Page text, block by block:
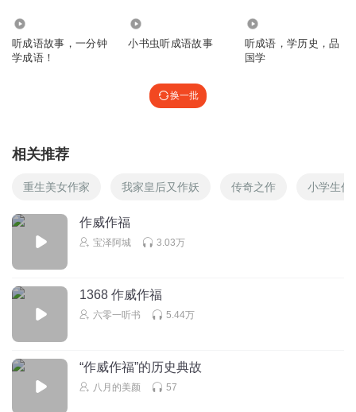
听成语故事，一分钟
学成语！
小书虫听成语故事
听成语，学历史，品
国学
换一批
相关推荐
重生美女作家 我家皇后又作妖 传奇之作 小学生作
作威作福
宝泽阿城 3.03万
1368 作威作福
六零一听书 5.44万
“作威作福”的历史典故
八月的美颜 57